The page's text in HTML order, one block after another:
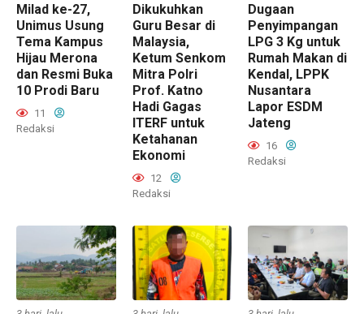
Milad ke-27,
Unimus Usung
Tema Kampus
Hijau Merona
dan Resmi Buka
10 Prodi Baru
11
Redaksi
Dikukuhkan
Guru Besar di
Malaysia,
Ketum Senkom
Mitra Polri
Prof. Katno
Hadi Gagas
ITERF untuk
Ketahanan
Ekonomi
12
Redaksi
Dugaan
Penyimpangan
LPG 3 Kg untuk
Rumah Makan di
Kendal, LPPK
Nusantara
Lapor ESDM
Jateng
16
Redaksi